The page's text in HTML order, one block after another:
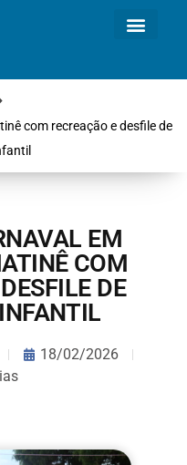
com recreação e desfile de
EM
COM
DE
18/02/2026